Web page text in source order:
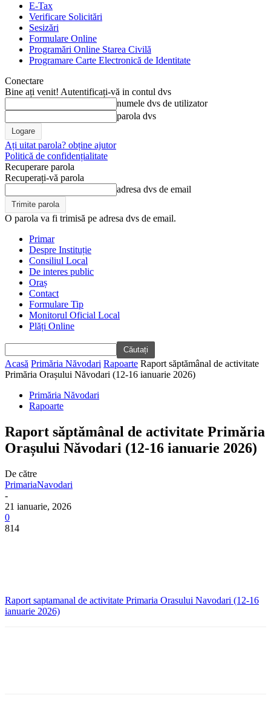
E-Tax
Verificare Solicitări
Sesizări
Formulare Online
Programări Online Starea Civilă
Programare Carte Electronică de Identitate
Conectare
Bine ați venit! Autentificați-vă in contul dvs
numele dvs de utilizator
parola dvs
Ați uitat parola? obține ajutor
Politică de confidențialitate
Recuperare parola
Recuperați-vă parola
adresa dvs de email
O parola va fi trimisă pe adresa dvs de email.
Primar
Despre Instituție
Consiliul Local
De interes public
Oraș
Contact
Formulare Tip
Monitorul Oficial Local
Plăți Online
Acasă Primăria Năvodari Rapoarte Raport săptămânal de activitate
Primăria Orașului Năvodari (12-16 ianuarie 2026)
Primăria Năvodari
Rapoarte
Raport săptămânal de activitate Primăria
Orașului Năvodari (12-16 ianuarie 2026)
De către
PrimariaNavodari
-
21 ianuarie, 2026
0
814
Raport saptamanal de activitate Primaria Orasului Navodari (12-16
ianuarie 2026)